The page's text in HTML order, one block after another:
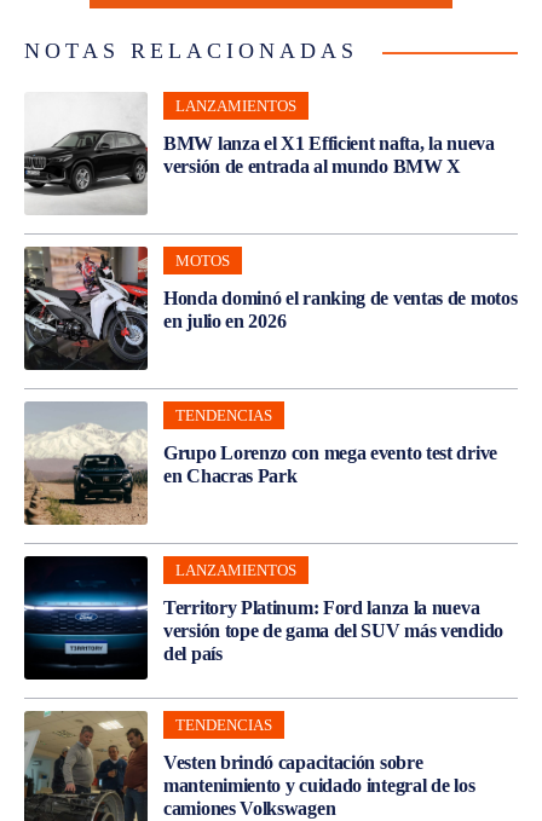
NOTAS RELACIONADAS
LANZAMIENTOS
BMW lanza el X1 Efficient nafta, la nueva
versión de entrada al mundo BMW X
MOTOS
Honda dominó el ranking de ventas de motos
en julio en 2026
TENDENCIAS
Grupo Lorenzo con mega evento test drive
en Chacras Park
LANZAMIENTOS
Territory Platinum: Ford lanza la nueva
versión tope de gama del SUV más vendido
del país
TENDENCIAS
Vesten brindó capacitación sobre
mantenimiento y cuidado integral de los
camiones Volkswagen